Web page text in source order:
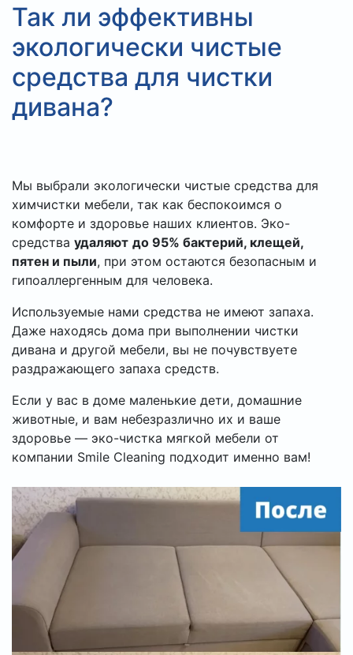
Так ли эффективны
экологически чистые
средства для чистки
дивана?
Мы выбрали экологически чистые средства для
химчистки мебели, так как беспокоимся о
комфорте и здоровье наших клиентов. Эко-
средства удаляют до 95% бактерий, клещей,
пятен и пыли, при этом остаются безопасным и
гипоаллергенным для человека.
Используемые нами средства не имеют запаха.
Даже находясь дома при выполнении чистки
дивана и другой мебели, вы не почувствуете
раздражающего запаха средств.
Если у вас в доме маленькие дети, домашние
животные, и вам небезразлично их и ваше
здоровье — эко-чистка мягкой мебели от
компании Smile Cleaning подходит именно вам!